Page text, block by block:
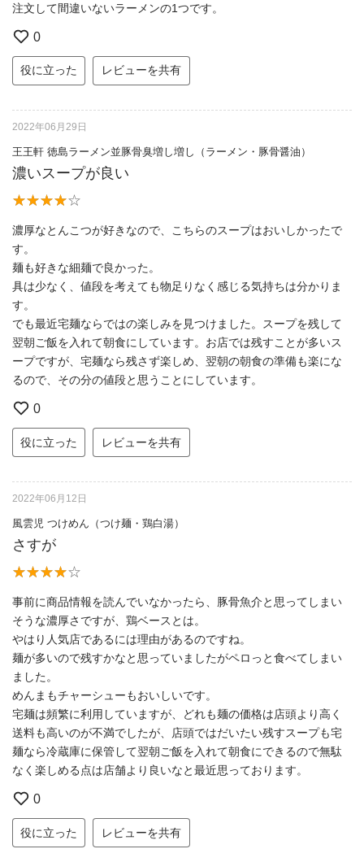
注文して間違いないラーメンの1つです。
0
役に立った レビューを共有
2022年06月29日
王王軒 徳島ラーメン並豚骨臭増し増し（ラーメン・豚骨醤油）
濃いスープが良い
濃厚なとんこつが好きなので、こちらのスープはおいしかったで
す。
麺も好きな細麺で良かった。
具は少なく、値段を考えても物足りなく感じる気持ちは分かりま
す。
でも最近宅麺ならではの楽しみを見つけました。スープを残して
翌朝ご飯を入れて朝食にしています。お店では残すことが多いス
ープですが、宅麺なら残さず楽しめ、翌朝の朝食の準備も楽にな
るので、その分の値段と思うことにしています。
0
役に立った レビューを共有
2022年06月12日
風雲児 つけめん（つけ麺・鶏白湯）
さすが
事前に商品情報を読んでいなかったら、豚骨魚介と思ってしまい
そうな濃厚さですが、鶏ベースとは。
やはり人気店であるには理由があるのですね。
麺が多いので残すかなと思っていましたがペロっと食べてしまい
ました。
めんまもチャーシューもおいしいです。
宅麺は頻繁に利用していますが、どれも麺の価格は店頭より高く
送料も高いのが不満でしたが、店頭ではだいたい残すスープも宅
麺なら冷蔵庫に保管して翌朝ご飯を入れて朝食にできるので無駄
なく楽しめる点は店舗より良いなと最近思っております。
0
役に立った レビューを共有